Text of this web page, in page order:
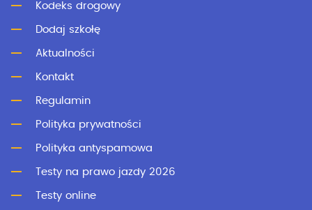
Kodeks drogowy
Dodaj szkołę
Aktualności
Kontakt
Regulamin
Polityka prywatności
Polityka antyspamowa
Testy na prawo jazdy 2026
Testy online